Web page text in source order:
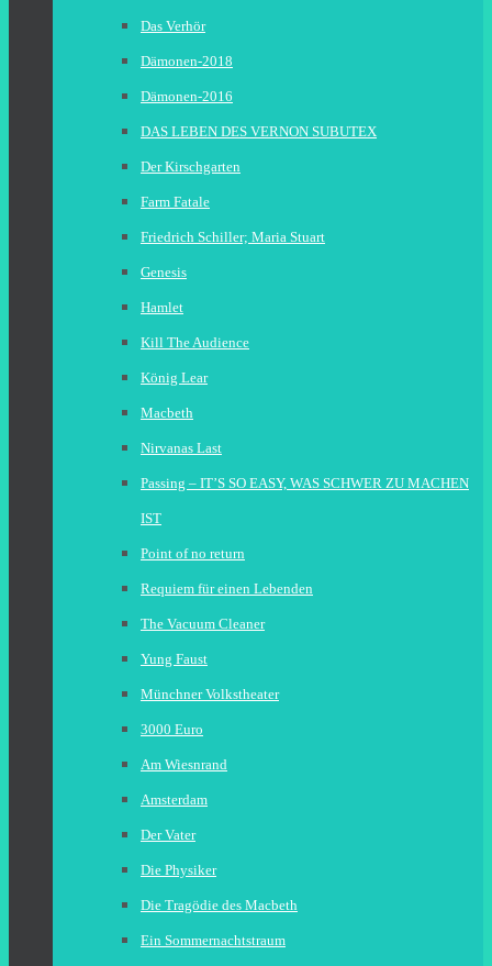
Das Verhör
Dämonen-2018
Dämonen-2016
DAS LEBEN DES VERNON SUBUTEX
Der Kirschgarten
Farm Fatale
Friedrich Schiller; Maria Stuart
Genesis
Hamlet
Kill The Audience
König Lear
Macbeth
Nirvanas Last
Passing – IT’S SO EASY, WAS SCHWER ZU MACHEN
IST
Point of no return
Requiem für einen Lebenden
The Vacuum Cleaner
Yung Faust
Münchner Volkstheater
3000 Euro
Am Wiesnrand
Amsterdam
Der Vater
Die Physiker
Die Tragödie des Macbeth
Ein Sommernachtstraum